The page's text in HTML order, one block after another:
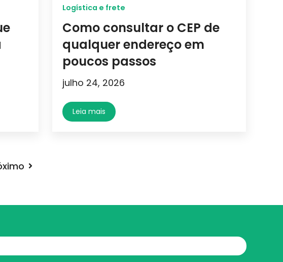
Logística e frete
Como consultar o CEP de
qualquer endereço em
poucos passos
julho 24, 2026
Leia mais